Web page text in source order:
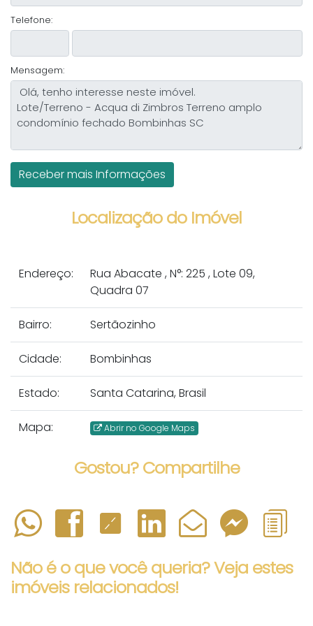
Telefone:
Mensagem:
Localização do Imóvel
Endereço: Rua Abacate , N°: 225 , Lote 09,
Quadra 07
Bairro: Sertãozinho
Cidade: Bombinhas
Estado: Santa Catarina, Brasil
Mapa: Abrir no Google Maps
Gostou? Compartilhe
Não é o que você queria? Veja estes
imóveis relacionados!